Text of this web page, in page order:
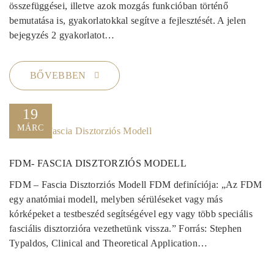
összefüggései, illetve azok mozgás funkcióban történő
bemutatása is, gyakorlatokkal segítve a fejlesztését. A jelen
bejegyzés 2 gyakorlatot…
BŐVEBBEN
19
MÁRC
FDM- FASCIA DISZTORZIÓS MODELL
FDM – Fascia Disztorziós Modell FDM definíciója: „Az FDM
egy anatómiai modell, melyben sérüléseket vagy más
kórképeket a testbeszéd segítségével egy vagy több speciális
fasciális disztorzióra vezethetünk vissza.” Forrás: Stephen
Typaldos, Clinical and Theoretical Application…